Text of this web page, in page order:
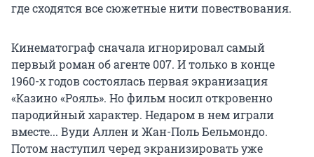
где сходятся все сюжетные нити повествования.
Кинематограф сначала игнорировал самый
первый роман об агенте 007. И только в конце
1960-х годов состоялась первая экранизация
«Казино «Рояль». Но фильм носил откровенно
пародийный характер. Недаром в нем играли
вместе... Вуди Аллен и Жан-Поль Бельмондо.
Потом наступил черед экранизировать уже